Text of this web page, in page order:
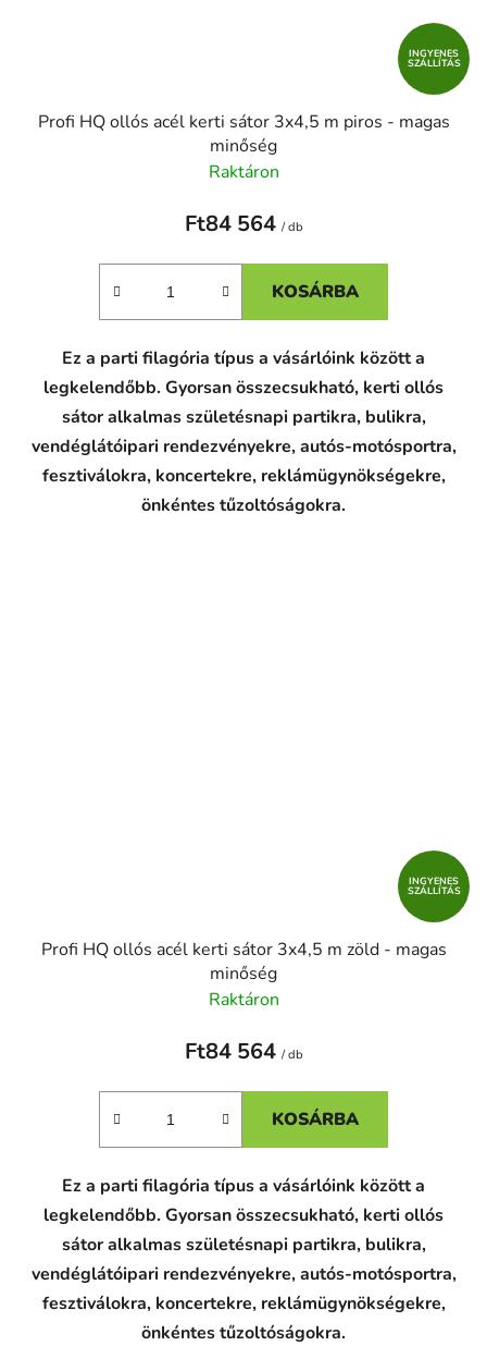
INGYENES
SZÁLLÍTÁS
Profi HQ ollós acél kerti sátor 3x4,5 m piros - magas
minőség
Raktáron
Ft84 564 / db
KOSÁRBA
Ez a parti filagória típus a vásárlóink között a
legkelendőbb. Gyorsan összecsukható, kerti ollós
sátor alkalmas születésnapi partikra, bulikra,
vendéglátóipari rendezvényekre, autós-motósportra,
fesztiválokra, koncertekre, reklámügynökségekre,
önkéntes tűzoltóságokra.
INGYENES
SZÁLLÍTÁS
Profi HQ ollós acél kerti sátor 3x4,5 m zöld - magas
minőség
Raktáron
Ft84 564 / db
KOSÁRBA
Ez a parti filagória típus a vásárlóink között a
legkelendőbb. Gyorsan összecsukható, kerti ollós
sátor alkalmas születésnapi partikra, bulikra,
vendéglátóipari rendezvényekre, autós-motósportra,
fesztiválokra, koncertekre, reklámügynökségekre,
önkéntes tűzoltóságokra.